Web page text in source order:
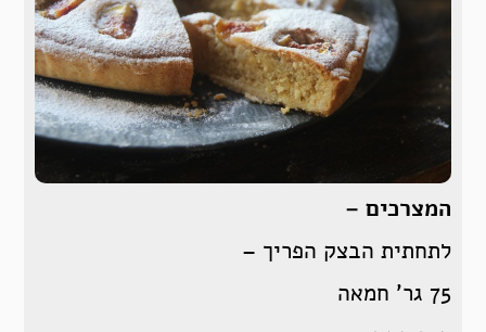
המצרכים –
לתחתית הבצק הפריך –
75 גר’ חמאה